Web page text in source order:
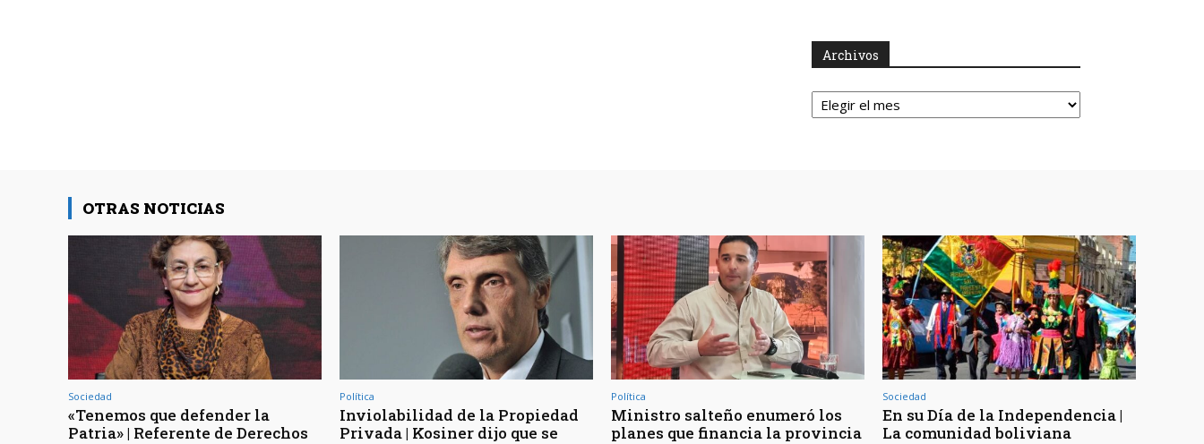
Archivos
Archivos
OTRAS NOTICIAS
Sociedad
«Tenemos que defender la
Patria» | Referente de Derechos
Política
Inviolabilidad de la Propiedad
Privada | Kosiner dijo que se
Política
Ministro salteño enumeró los
planes que financia la provincia
Sociedad
En su Día de la Independencia |
La comunidad boliviana